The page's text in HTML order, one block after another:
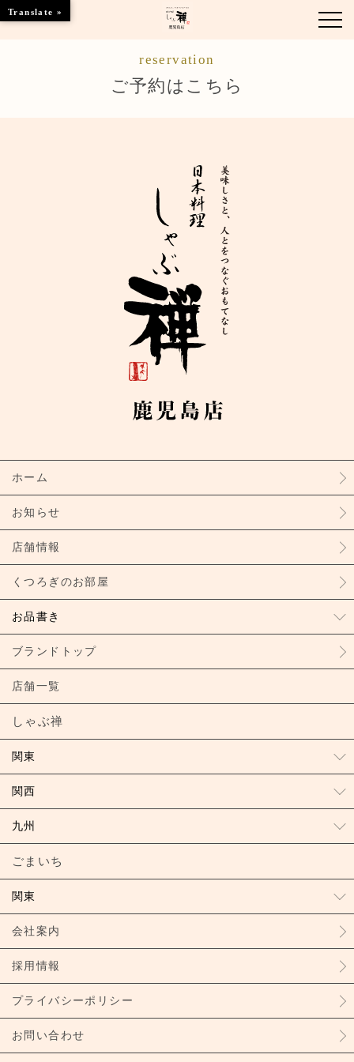
店舗情報
ブランドトップ
ご予約はこちら
reservation
ご予約はこちら
ホーム
お知らせ
店舗情報
くつろぎのお部屋
お品書き
ブランドトップ
店舗一覧
しゃぶ禅
関東
関西
九州
ごまいち
関東
会社案内
採用情報
プライバシーポリシー
お問い合わせ
Translate »